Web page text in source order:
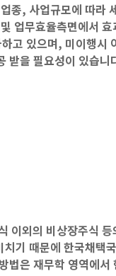
, 사업규모에 따
업무효율측면에서
있으며, 미이행
받을 필요성이 있습니
외의 비상장주식
기 때문에 한국채
은 재무학 영역에